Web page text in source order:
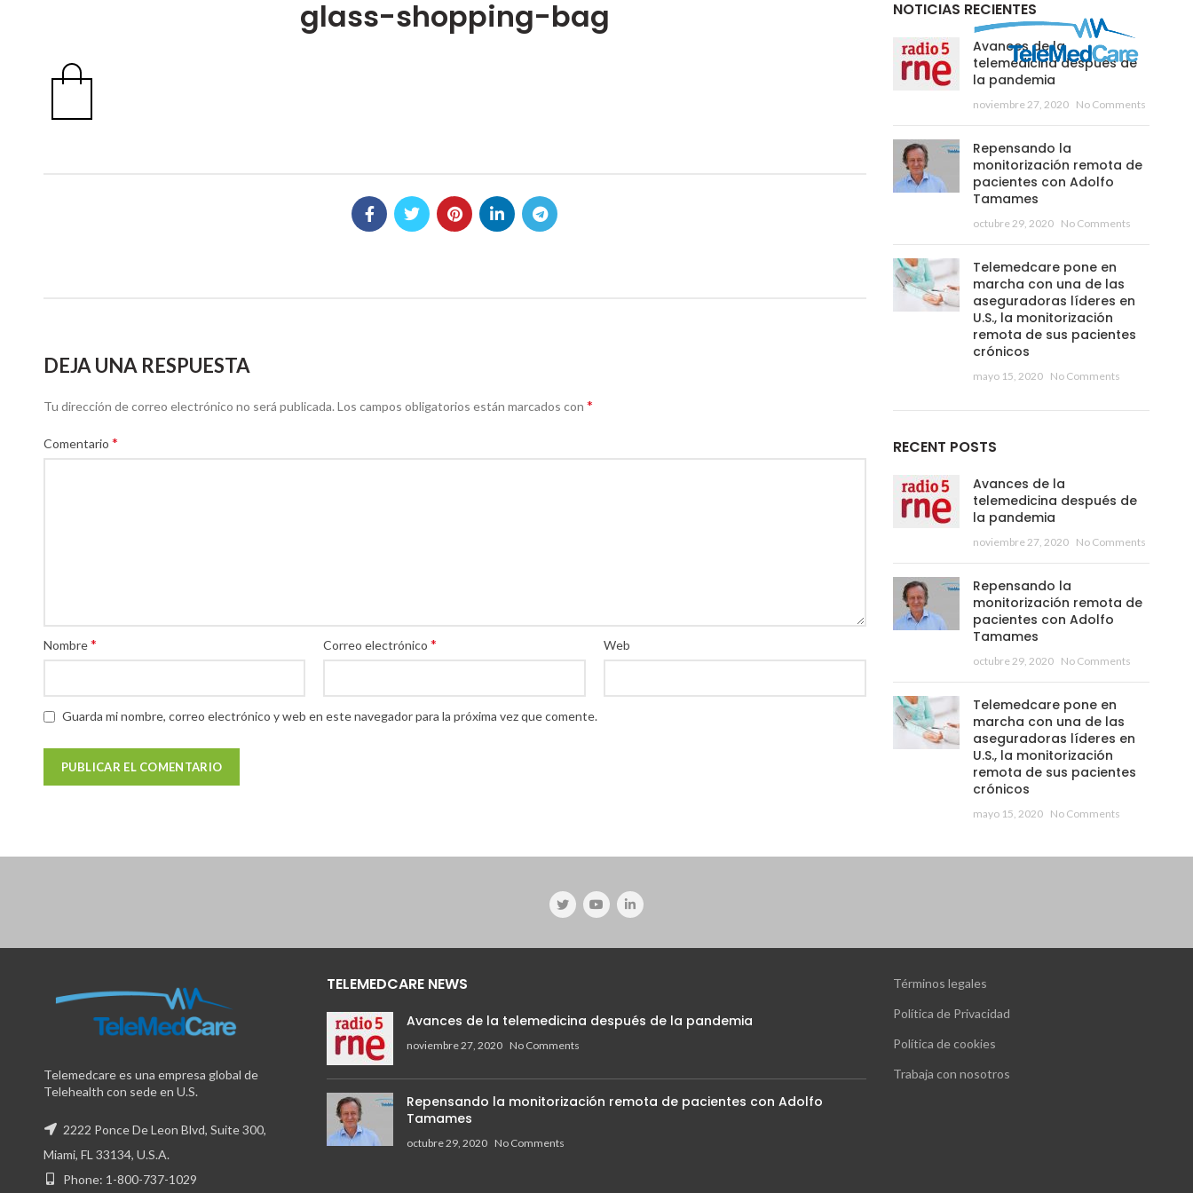
glass-shopping-bag
DEJA UNA RESPUESTA
Tu dirección de correo electrónico no será publicada. Los campos obligatorios están marcados con *
Comentario *
Nombre* Correo electrónico* Web
Guarda mi nombre, correo electrónico y web en este navegador para la próxima vez que comente.
NOTICIAS RECIENTES
Avances de la
telemedicina después de
la pandemia
noviembre 27, 2020 No Comments
Repensando la
monitorización remota de
pacientes con Adolfo
Tamames
octubre 29, 2020 No Comments
Telemedcare pone en
marcha con una de las
aseguradoras líderes en
U.S., la monitorización
remota de sus pacientes
crónicos
mayo 15, 2020 No Comments
RECENT POSTS
Avances de la
telemedicina después de
la pandemia
noviembre 27, 2020 No Comments
Repensando la
monitorización remota de
pacientes con Adolfo
Tamames
octubre 29, 2020 No Comments
Telemedcare pone en
marcha con una de las
aseguradoras líderes en
U.S., la monitorización
remota de sus pacientes
crónicos
mayo 15, 2020 No Comments
Telemedcare es una empresa global de
Telehealth con sede en U.S.
2222 Ponce De Leon Blvd, Suite 300,
Miami, FL 33134, U.S.A.
Phone: 1-800-737-1029
TELEMEDCARE NEWS
Avances de la telemedicina después de la pandemia
noviembre 27, 2020 No Comments
Repensando la monitorización remota de pacientes con Adolfo
Tamames
octubre 29, 2020 No Comments
Términos legales
Política de Privacidad
Política de cookies
Trabaja con nosotros